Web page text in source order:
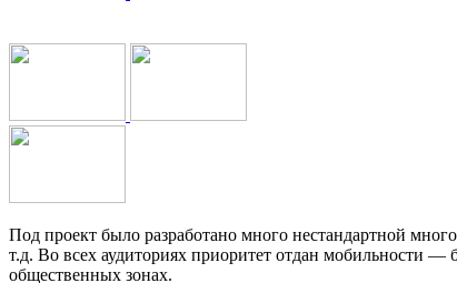
Под проект было разработано много нестандартной
т.д. Во всех аудиториях приоритет отдан мобильности
общественных зонах.